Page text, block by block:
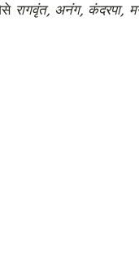
रागवृंत, अनंग, कंदरपा,